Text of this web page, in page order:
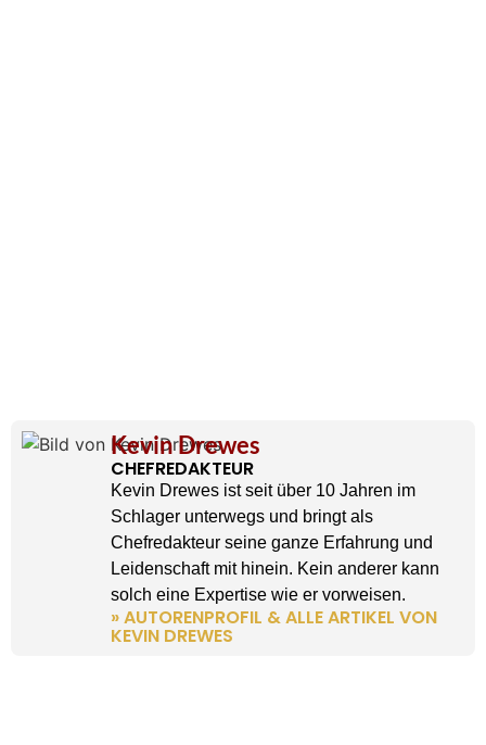
Kevin Drewes
CHEFREDAKTEUR
Kevin Drewes ist seit über 10 Jahren im
Schlager unterwegs und bringt als
Chefredakteur seine ganze Erfahrung und
Leidenschaft mit hinein. Kein anderer kann
solch eine Expertise wie er vorweisen.
» AUTORENPROFIL & ALLE ARTIKEL VON
KEVIN DREWES